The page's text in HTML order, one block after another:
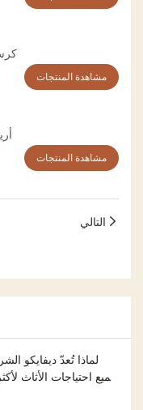
مشاهدة المنتجات
مشاهدة المنتجات
التالي
لماذا تُعدّ ديفايكو